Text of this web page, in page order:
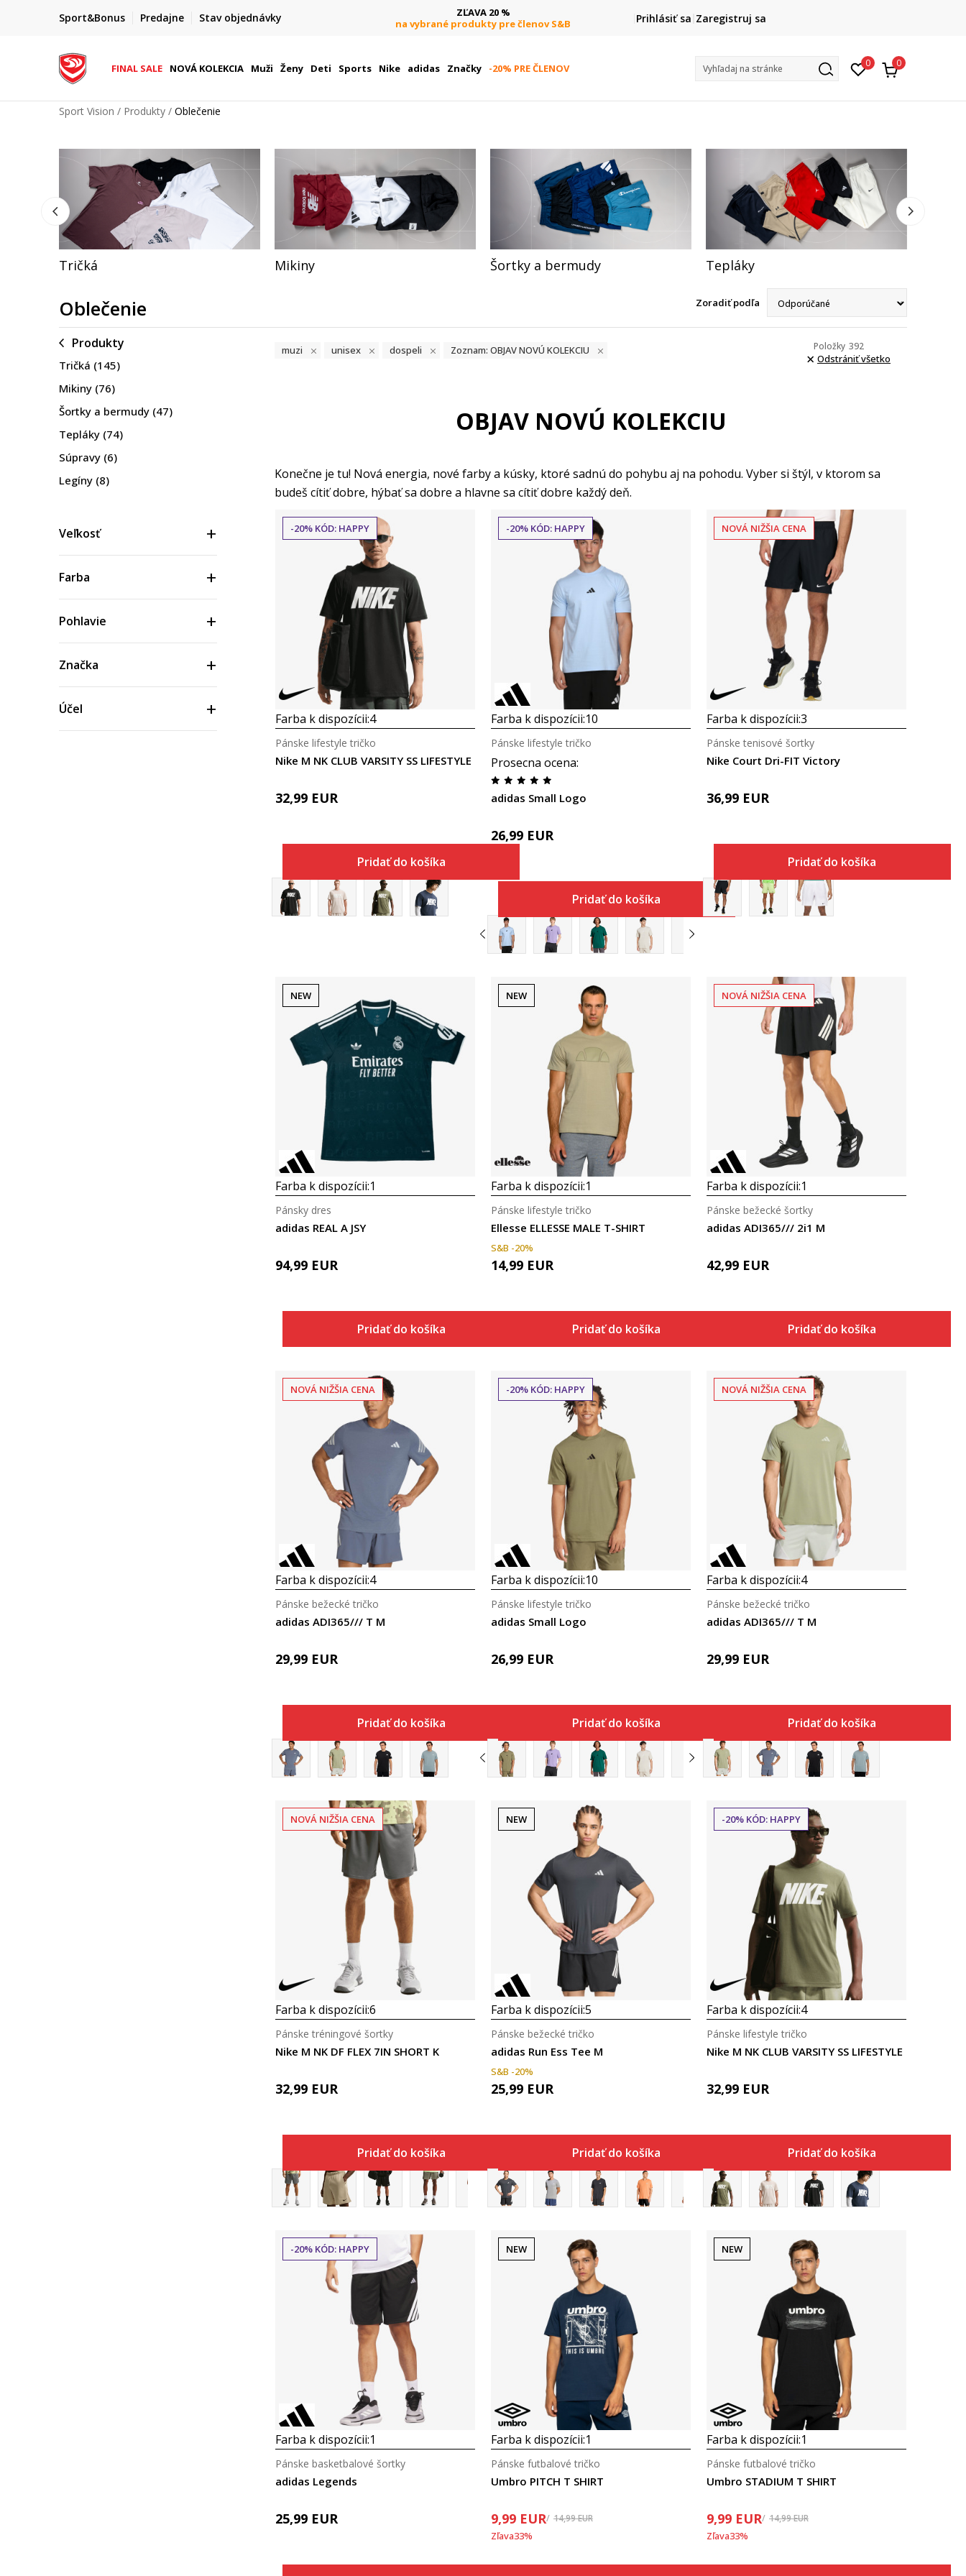
Sport&Bonus Predajne Stav objednávky
ZĽAVA 20 %
na vybrané produkty pre členov S&B
DOPRAVA ZADARMO
pri objednaní nad 80 €(neplatí pre Click&Collect)
HAPPY HOURS -20 %
Na vybrané nezľavnené kúsky. Len do 9. 8.
Prihlásiť sa Zaregistruj sa
FINAL SALE NOVÁ KOLEKCIA Muži Ženy Deti Sports Nike adidas Značky -20% PRE ČLENOV Vyhľadaj na stránke 0 0
Sport Vision Produkty Oblečenie
Tričká Mikiny Šortky a bermudy Tepláky
Oblečenie Zoradiť podľa
Produkty
Tričká (145)
Mikiny (76)
Šortky a bermudy (47)
Tepláky (74)
Súpravy (6)
Legíny (8)
Bundy a vesty
Spodné prádlo
Veľkosť
Farba
Pohlavie
Značka
Účel
muzi unisex dospeli Zoznam: OBJAV NOVÚ KOLEKCIU 392
Položky
Odstrániť všetko
OBJAV NOVÚ KOLEKCIU
Konečne je tu! Nová energia, nové farby a kúsky, ktoré sadnú do pohybu aj na pohodu. Vyber si štýl, v ktorom sa
budeš cítiť dobre, hýbať sa dobre a hlavne sa cítiť dobre každý deň.
Porovnaj
-20% KÓD: HAPPY
Farba k dispozícii:4
Nike M NK CLUB VARSITY SS LIFESTYLE
Pánske lifestyle tričko
32,99 EUR
Pridať do košíka
Porovnaj
-20% KÓD: HAPPY
Farba k dispozícii:10
Prosecna ocena:
adidas Small Logo
Pánske lifestyle tričko
26,99 EUR
Pridať do košíka
Porovnaj
NOVÁ NIŽŠIA CENA
Farba k dispozícii:3
Nike Court Dri-FIT Victory
Pánske tenisové šortky
36,99 EUR
Pridať do košíka
Porovnaj
NEW
Farba k dispozícii:1
adidas REAL A JSY
Pánsky dres
94,99 EUR
Pridať do košíka
Porovnaj
NEW
Farba k dispozícii:1
Ellesse ELLESSE MALE T-SHIRT
Pánske lifestyle tričko
S&B -20%
14,99 EUR
Pridať do košíka
Porovnaj
NOVÁ NIŽŠIA CENA
Farba k dispozícii:1
adidas ADI365/// 2i1 M
Pánske bežecké šortky
42,99 EUR
Pridať do košíka
NOVÁ NIŽŠIA CENA
Farba k dispozícii:4
adidas ADI365/// T M
Pánske bežecké tričko
29,99 EUR
Pridať do košíka
Porovnaj
-20% KÓD: HAPPY
Farba k dispozícii:10
adidas Small Logo
Pánske lifestyle tričko
26,99 EUR
Pridať do košíka
Porovnaj
NOVÁ NIŽŠIA CENA
Farba k dispozícii:4
adidas ADI365/// T M
Pánske bežecké tričko
29,99 EUR
Pridať do košíka
Porovnaj
NOVÁ NIŽŠIA CENA
Farba k dispozícii:6
Nike M NK DF FLEX 7IN SHORT K
Pánske tréningové šortky
32,99 EUR
Pridať do košíka
NEW
Farba k dispozícii:5
adidas Run Ess Tee M
Pánske bežecké tričko
S&B -20%
25,99 EUR
Pridať do košíka
Porovnaj
-20% KÓD: HAPPY
Farba k dispozícii:4
Nike M NK CLUB VARSITY SS LIFESTYLE
Pánske lifestyle tričko
32,99 EUR
Pridať do košíka
Porovnaj
-20% KÓD: HAPPY
Farba k dispozícii:1
adidas Legends
Pánske basketbalové šortky
25,99 EUR
Porovnaj
NEW
Farba k dispozícii:1
Umbro PITCH T SHIRT
Pánske futbalové tričko
9,99 EUR 14,99EUR
Zľava33%
Porovnaj
NEW
Farba k dispozícii:1
Umbro STADIUM T SHIRT
Pánske futbalové tričko
9,99 EUR 14,99EUR
Zľava33%